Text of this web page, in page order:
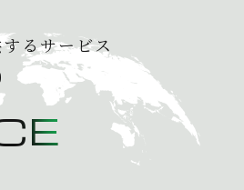
るサービス